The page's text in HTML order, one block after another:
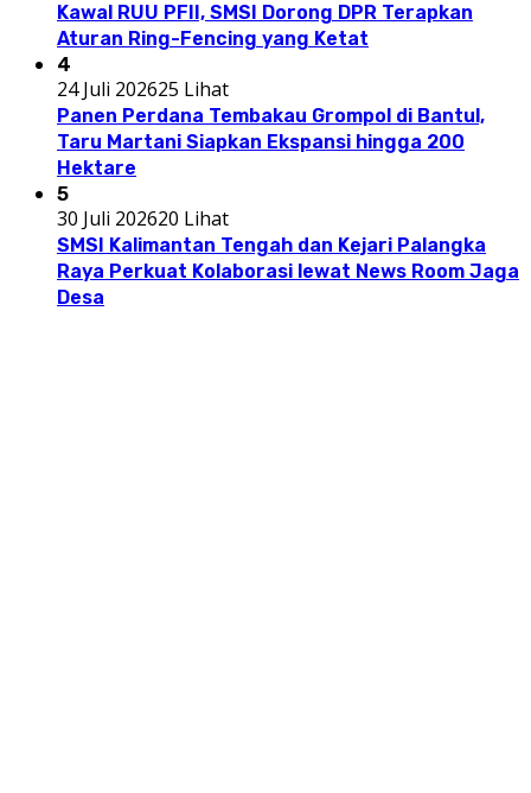
Kawal RUU PFII, SMSI Dorong DPR Terapkan
Aturan Ring-Fencing yang Ketat
4
24 Juli 202625 Lihat
Panen Perdana Tembakau Grompol di Bantul,
Taru Martani Siapkan Ekspansi hingga 200
Hektare
5
30 Juli 202620 Lihat
SMSI Kalimantan Tengah dan Kejari Palangka
Raya Perkuat Kolaborasi lewat News Room Jaga
Desa